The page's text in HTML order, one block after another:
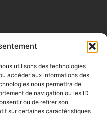
utilisons des technologies
accéder aux informations des
nous permettra de
de navigation ou les ID
ou de retirer son
sur certaines caractéristiques
VINEUIL - FRANCE